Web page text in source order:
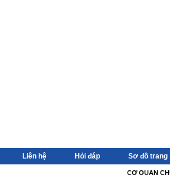
Liên hệ Hỏi đáp Sơ đồ trang
CƠ QUAN